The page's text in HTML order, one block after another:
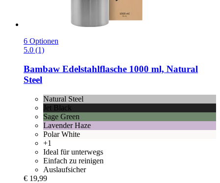
6 Optionen
5.0 (1)
Bambaw Edelstahlflasche 1000 ml, Natural
Steel
Natural Steel
Jet Black
Sage Green
Lavender Haze
Polar White
+1
Ideal für unterwegs
Einfach zu reinigen
Auslaufsicher
€ 19,99